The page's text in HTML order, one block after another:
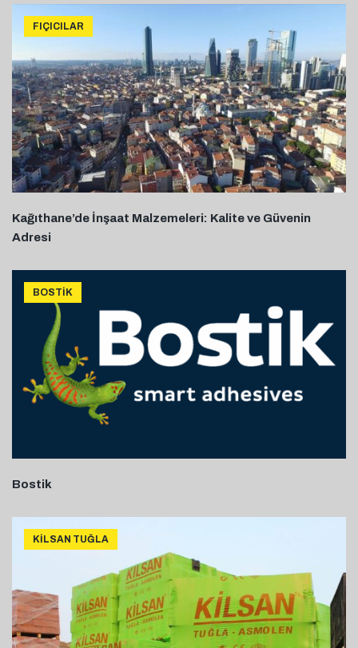
FIÇICILAR
Kağıthane’de İnşaat Malzemeleri: Kalite ve Güvenin
Adresi
BOSTIK
Bostik
KILSAN TUĞLA